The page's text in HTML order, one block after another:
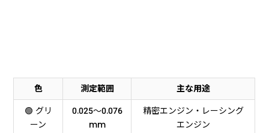
色 測定範囲
主な用途
🟢 グリ
ーン
0.025〜0.076
mm
精密エンジン・レーシング
エンジン